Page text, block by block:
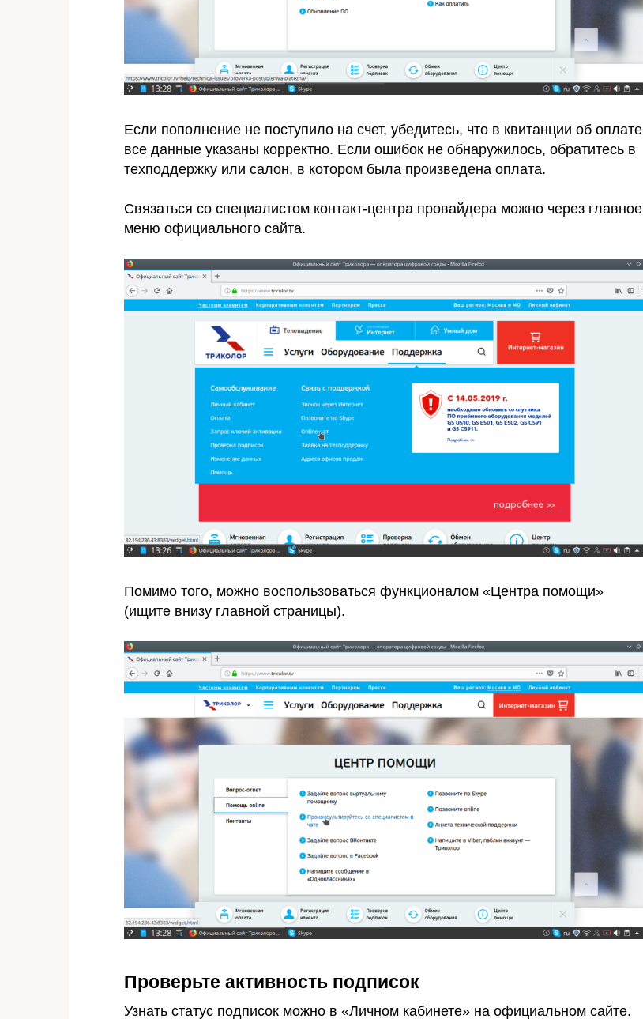
Если пополнение не поступило на счет, убедитесь, что в квитанции об оплате
все данные указаны корректно. Если ошибок не обнаружилось, обратитесь в
техподдержку или салон, в котором была произведена оплата.
Связаться со специалистом контакт-центра провайдера можно через главное
меню официального сайта.
Помимо того, можно воспользоваться функционалом «Центра помощи»
(ищите внизу главной страницы).
Проверьте активность подписок
Узнать статус подписок можно в «Личном кабинете» на официальном сайте.